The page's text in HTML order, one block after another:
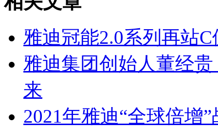
雅迪冠能2.0系列再站
雅迪集团创始人董经
来
2021年雅迪“全球倍增